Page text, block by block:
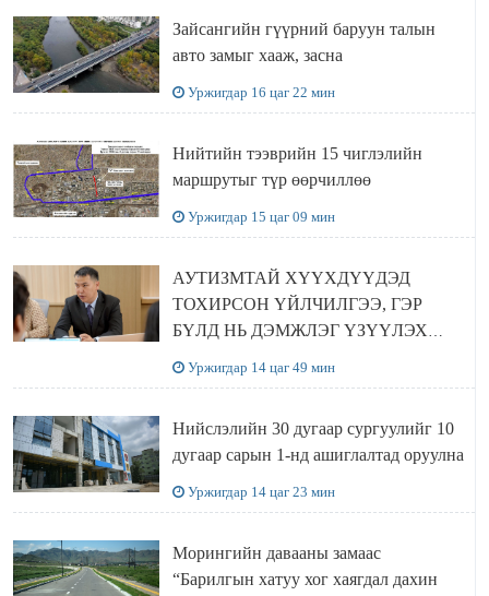
Зайсангийн гүүрний баруун талын
авто замыг хааж, засна
Уржигдар 16 цаг 22 мин
Нийтийн тээврийн 15 чиглэлийн
маршрутыг түр өөрчиллөө
Уржигдар 15 цаг 09 мин
АУТИЗМТАЙ ХҮҮХДҮҮДЭД
ТОХИРСОН ҮЙЛЧИЛГЭЭ, ГЭР
БҮЛД НЬ ДЭМЖЛЭГ ҮЗҮҮЛЭХ
Уржигдар 14 цаг 49 мин
Нийслэлийн 30 дугаар сургуулийг 10
дугаар сарын 1-нд ашиглалтад оруулна
Уржигдар 14 цаг 23 мин
Морингийн давааны замаас
“Барилгын хатуу хог хаягдал дахин